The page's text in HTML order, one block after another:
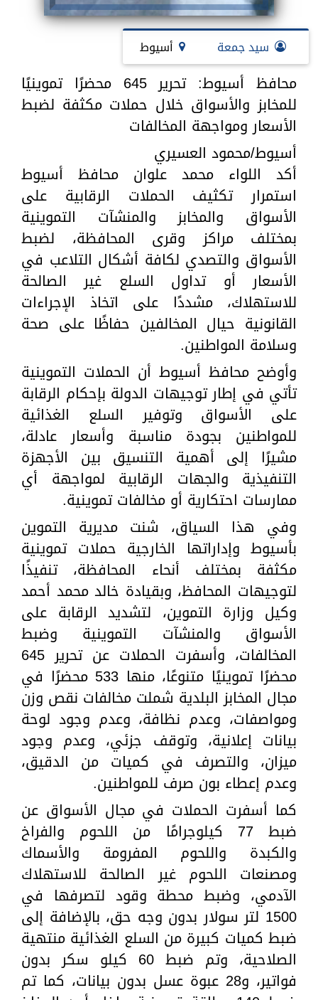
سيد جمعة أسيوط
محافظ أسيوط: تحرير 645 محضرًا تموينيًا
للمخابز والأسواق خلال حملات مكثفة لضبط
الأسعار ومواجهة المخالفات
أسيوط/محمود العسيري
أكد اللواء محمد علوان محافظ أسيوط
استمرار تكثيف الحملات الرقابية على
الأسواق والمخابز والمنشآت التموينية
بمختلف مراكز وقرى المحافظة، لضبط
الأسواق والتصدي لكافة أشكال التلاعب في
الأسعار أو تداول السلع غير الصالحة
للاستهلاك، مشددًا على اتخاذ الإجراءات
القانونية حيال المخالفين حفاظًا على صحة
وسلامة المواطنين.
وأوضح محافظ أسيوط أن الحملات التموينية
تأتي في إطار توجيهات الدولة بإحكام الرقابة
على الأسواق وتوفير السلع الغذائية
للمواطنين بجودة مناسبة وأسعار عادلة،
مشيرًا إلى أهمية التنسيق بين الأجهزة
التنفيذية والجهات الرقابية لمواجهة أي
ممارسات احتكارية أو مخالفات تموينية.
وفي هذا السياق، شنت مديرية التموين
بأسيوط وإداراتها الخارجية حملات تموينية
مكثفة بمختلف أنحاء المحافظة، تنفيذًا
لتوجيهات المحافظ، وبقيادة خالد محمد أحمد
وكيل وزارة التموين، لتشديد الرقابة على
الأسواق والمنشآت التموينية وضبط
المخالفات، وأسفرت الحملات عن تحرير 645
محضرًا تموينيًا متنوعًا، منها 533 محضرًا في
مجال المخابز البلدية شملت مخالفات نقص وزن
ومواصفات، وعدم نظافة، وعدم وجود لوحة
بيانات إعلانية، وتوقف جزئي، وعدم وجود
ميزان، والتصرف في كميات من الدقيق،
وعدم إعطاء بون صرف للمواطنين.
كما أسفرت الحملات في مجال الأسواق عن
ضبط 77 كيلوجرامًا من اللحوم والفراخ
والكبدة واللحوم المفرومة والأسماك
ومصنعات اللحوم غير الصالحة للاستهلاك
الآدمي، وضبط محطة وقود لتصرفها في
1500 لتر سولار بدون وجه حق، بالإضافة إلى
ضبط كميات كبيرة من السلع الغذائية منتهية
الصلاحية، وتم ضبط 60 كيلو سكر بدون
فواتير، و28 عبوة عسل بدون بيانات، كما تم